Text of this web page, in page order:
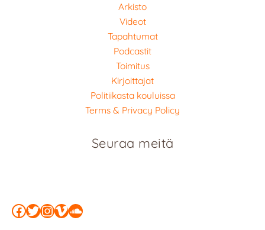
Arkisto
Videot
Tapahtumat
Podcastit
Toimitus
Kirjoittajat
Politiikasta kouluissa
Terms & Privacy Policy
Seuraa meitä
Facebook
Twitter
Instagram
Vimeo
SoundCloud